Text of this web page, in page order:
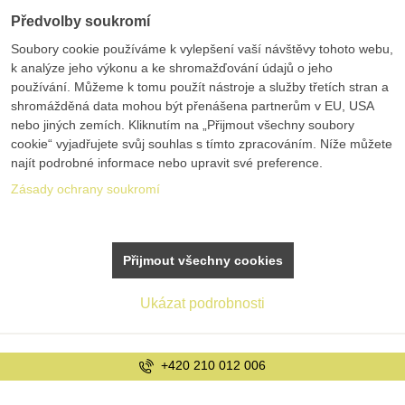
Předvolby soukromí
Soubory cookie používáme k vylepšení vaší návštěvy tohoto webu,
k analýze jeho výkonu a ke shromažďování údajů o jeho
používání. Můžeme k tomu použít nástroje a služby třetích stran a
shromážděná data mohou být přenášena partnerům v EU, USA
nebo jiných zemích. Kliknutím na „Přijmout všechny soubory
cookie“ vyjadřujete svůj souhlas s tímto zpracováním. Níže můžete
najít podrobné informace nebo upravit své preference.
Zásady ochrany soukromí
Ukázat podrobnosti
Přijmout všechny cookies